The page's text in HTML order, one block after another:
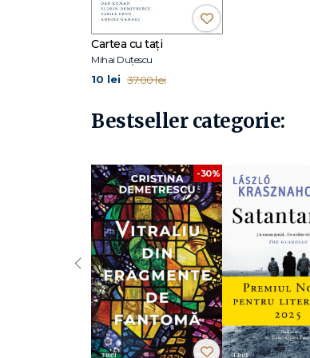
luminat primii ani de libertate reală,
alb, sub salcii, privind barjele care alunecă
bună dintre lumile posibile."
Cartea cu tați
Mihai Duțescu
10 lei 37.00 lei
Bestseller categorie:
-30%
‹